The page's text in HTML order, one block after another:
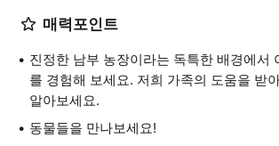
매력포인트
진정한 남부 농장이라는 독특한 배경에서
를 경험해 보세요. 저희 가족의 도움을 받
알아보세요.
동물들을 만나보세요!